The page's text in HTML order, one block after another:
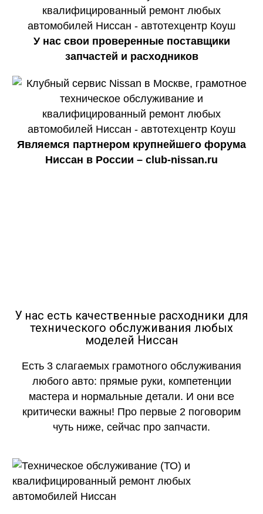
У нас свои проверенные поставщики
запчастей и расходников
Являемся партнером крупнейшего форума
Ниссан в России – club-nissan.ru
У нас есть качественные расходники для
технического обслуживания любых
моделей Ниссан
Есть 3 слагаемых грамотного обслуживания
любого авто: прямые руки, компетенции
мастера и нормальные детали. И они все
критически важны! Про первые 2 поговорим
чуть ниже, сейчас про запчасти.